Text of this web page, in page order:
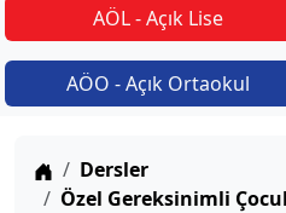
AÖL - Açık Lise
AÖO - Açık Ortaokul
Anasayfa
Dersler
Özel Gereksinimli